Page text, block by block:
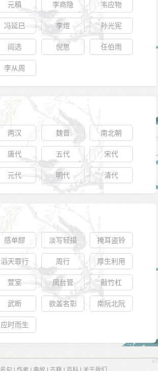
元稹 李商隐 韦应物
冯延巳 李煜 孙光宪
阎选 倪思 任伯雨
李从周
两汉 魏晋 南北朝
唐代 五代 宋代
元代 明代 清代
感单醪 淡写轻描 掩耳盗铃
滔天罪行 周行 厚生利用
萱室 凤台管 敲竹杠
武断 欲盖名彰 南阮北阮
应时而生